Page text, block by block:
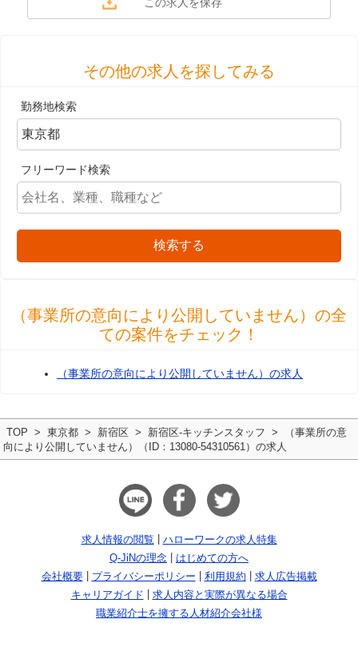
その他の求人を探してみる
勤務地検索
フリーワード検索
検索する
（事業所の意向により公開していません）の全
ての案件をチェック！
（事業所の意向により公開していません）の求人
TOP 東京都 新宿区 新宿区-キッチンスタッフ
（事業所の意
向により公開していません）（ID：13080-54310561）の求人
求人情報の閲覧
ハローワークの求人特集
Q-JiNの理念
はじめての方へ
会社概要
プライバシーポリシー 利用規約
求人広告掲載
キャリアガイド
求人内容と実際が異なる場合
職業紹介士を擁する人材紹介会社様